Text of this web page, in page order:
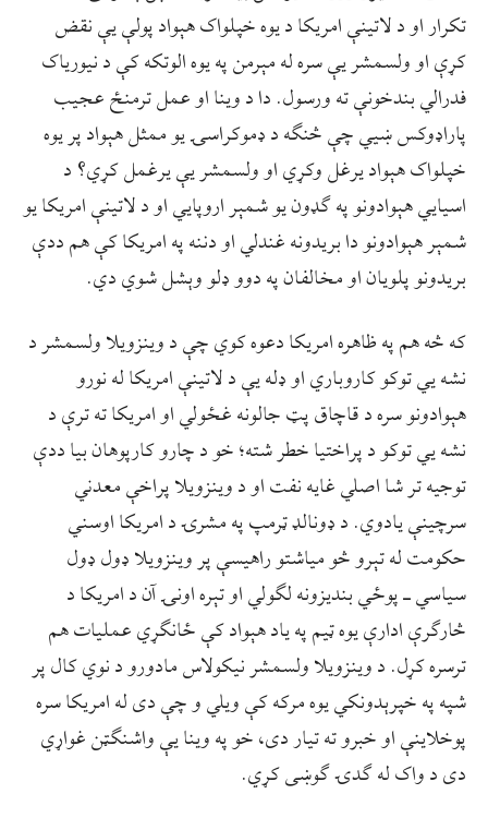
تکرار او د لاتینې امریکا د یوه خپلواک هېواد پولې یې نقض
کړې او ولسمشر یې سره له مېرمن په یوه الوتکه کې د نیوریاک
فدرالي بندخونې ته ورسول. دا د وینا او عمل ترمنځ عجیب
پاراډوکس ښیي چې څنګه د ډموکراسۍ یو ممثل هېواد پر یوه
خپلواک هېواد یرغل وکړي او ولسمشر یې یرغمل کړي؟ د
اسیایي هېوادونو په ګډون یو شمېر اروپایي او د لاتینې امریکا یو
شمېر هېوادونو دا بریدونه غندلي او دننه په امریکا کې هم ددې
بریدونو پلویان او مخالفان په دوو ډلو وېشل شوي دي.
که څه هم په ظاهره امریکا دعوه کوي چې د وینزویلا ولسمشر د
نشه یي توکو کاروباري او ډله یې د لاتینې امریکا له نورو
هېوادونو سره د قاچاق پټ جالونه غځولي او امریکا ته ترې د
نشه یي توکو د پراختیا خطر شته؛ خو د چارو کارپوهان بیا ددې
توجیه تر شا اصلي غایه نفت او د وینزویلا پراخې معدني
سرچینې یادوي. د ډونالډ ټرمپ په مشرۍ د امریکا اوسني
حکومت له تېرو څو میاشتو راهیسې پر وینزویلا ډول ډول
سیاسي ـ پوځي بندیزونه لګولي او تېره اونۍ آن د امریکا د
څارګرې ادارې یوه ټیم په یاد هېواد کې ځانګړي عملیات هم
ترسره کړل. د وینزویلا ولسمشر نیکولاس مادورو د نوي کال پر
شپه په خپرېدونکي یوه مرکه کې ویلي و چې دی له امریکا سره
پوخلاینې او خبرو ته تیار دی، خو په وینا یې واشنګټن غواړي
دی د واک له ګدۍ ګوښی کړي.